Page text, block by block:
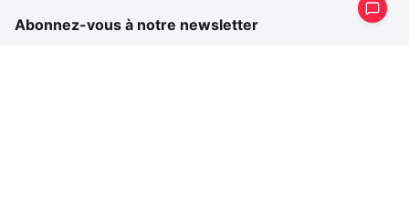
Abonnez-vous à notre newsletter